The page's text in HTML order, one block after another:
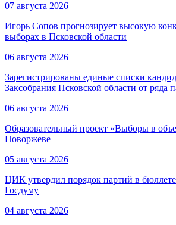
07 августа 2026
Игорь Сопов прогнозирует высокую
выборах в Псковской области
06 августа 2026
Зарегистрированы единые списки
Заксобрания Псковской области от ряда
06 августа 2026
Образовательный проект «Выборы в
Новоржеве
05 августа 2026
ЦИК утвердил порядок партий в
Госдуму
04 августа 2026